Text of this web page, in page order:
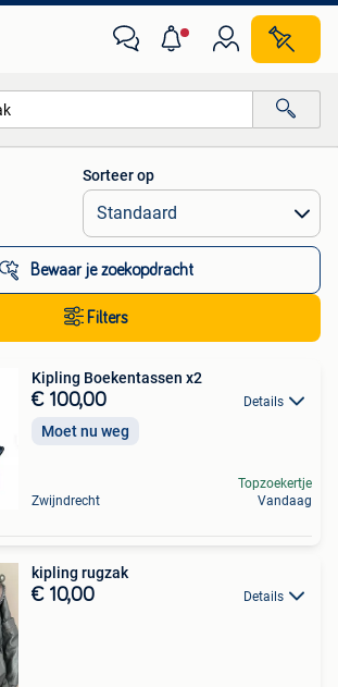
Alle afstanden…
Sorteer op
Bewaar je zoekopdracht
Filters
Kipling Boekentassen x2
€ 100,00 Details
Moet nu weg
Zwijndrecht
Topzoekertje
Vandaag
kipling rugzak
€ 10,00 Details